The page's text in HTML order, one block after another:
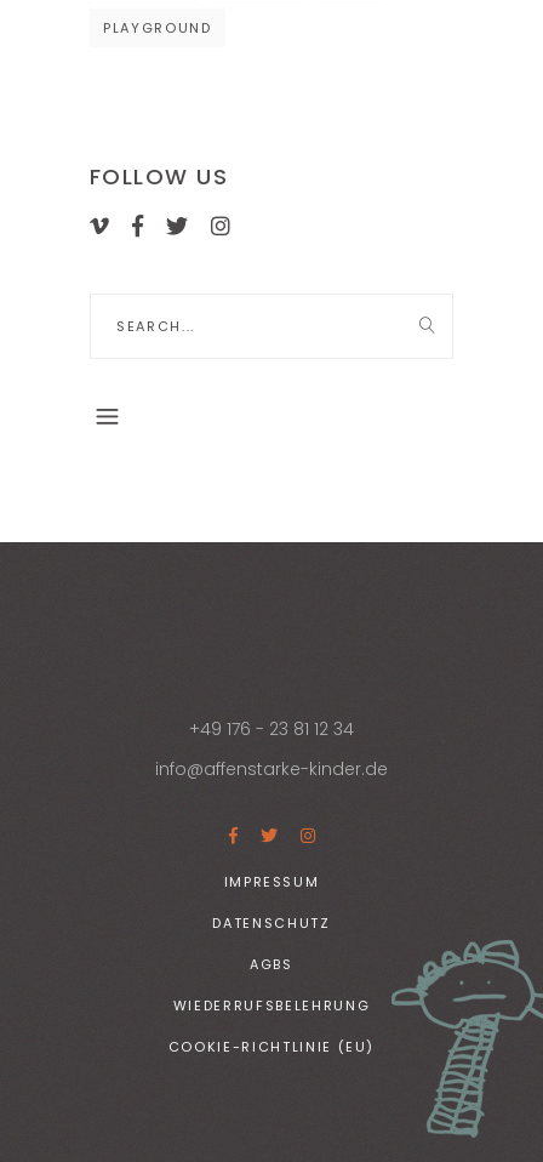
PLAYGROUND
FOLLOW US
+49 176 - 23 81 12 34
info@affenstarke-kinder.de
IMPRESSUM
DATENSCHUTZ
AGBS
WIEDERRUFSBELEHRUNG
COOKIE-RICHTLINIE (EU)